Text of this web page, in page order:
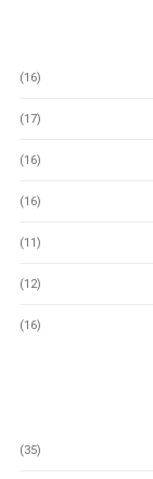
(16)
(17)
(16)
(16)
(11)
(12)
(16)
(35)